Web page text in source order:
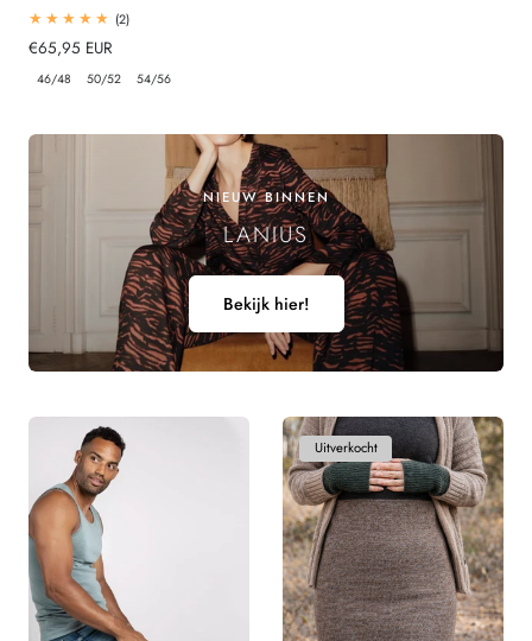
(2)2
Normale
prijs
€65,95 EUR
46/48 50/52 54/56
NIEUW BINNEN
LANIUS
Bekijk hier!
Uitverkocht